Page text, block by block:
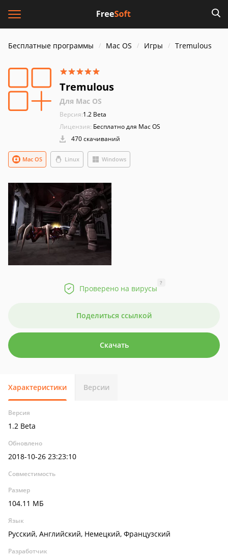
Бесплатные программы Mac OS Игры Tremulous
Tremulous
Для Mac OS
Версия:1.2 Beta
Лицензия: Бесплатно для Mac OS
470 скачиваний
Linux Windows
Mac OS
Проверено на вирусы
?
Поделиться ссылкой
Скачать
Характеристики Версии
Версия
1.2 Beta
Обновлено
2018-10-26 23:23:10
Совместимость
Размер
104.11 МБ
Язык
Русский, Английский, Немецкий, Французский
Разработчик